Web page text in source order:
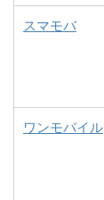
スマモバ
ワンモバイル